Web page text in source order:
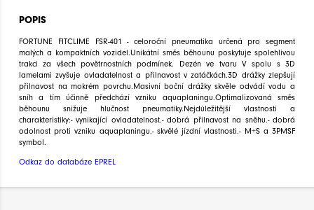
POPIS
FORTUNE FITCLIME FSR-401 - celoroční pneumatika určená pro segment
malých a kompaktních vozidel.Unikátní směs běhounu poskytuje spolehlivou
trakci za všech povětrnostních podmínek. Dezén ve tvaru V spolu s 3D
lamelami zvyšuje ovladatelnost a přilnavost v zatáčkách.3D drážky zlepšují
přilnavost na mokrém povrchu.Masivní boční drážky skvěle odvádí vodu a
sníh a tím účinně předchází vzniku aquaplaningu.Optimalizovaná směs
běhounu snižuje hlučnost pneumatiky.Nejdůležitější vlastnosti a
charakteristiky:- vynikající ovladatelnost.- dobrá přilnavost na sněhu.- dobrá
odolnost proti vzniku aquaplaningu.- skvělé jízdní vlastnosti.- M+S a 3PMSF
symbol.
Odkaz do databáze EPREL